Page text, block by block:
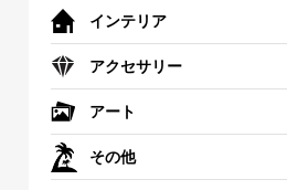
インテリア
アクセサリー
アート
その他